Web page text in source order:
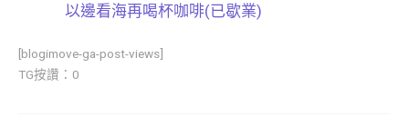
以邊看海再喝杯咖啡(已歇業)
[blogimove-ga-post-views]
TG按讚：0